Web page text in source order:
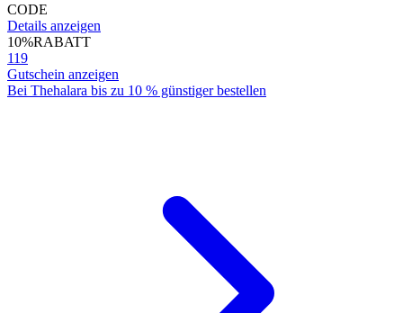
CODE
Details anzeigen
10%RABATT
119
Gutschein anzeigen
Bei Thehalara bis zu 10 % günstiger bestellen